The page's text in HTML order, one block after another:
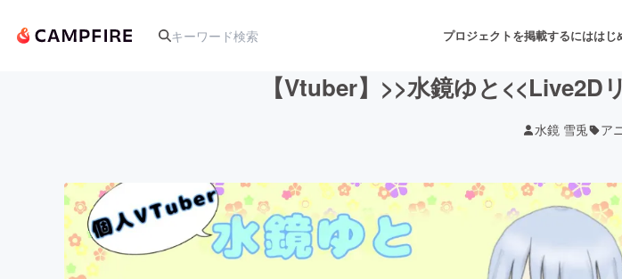
プロジェクトを掲載するにははじ
アート・写真
ゲーム・サービス開発
【Vtuber】>>水鏡ゆと
水鏡 雪兎 ア